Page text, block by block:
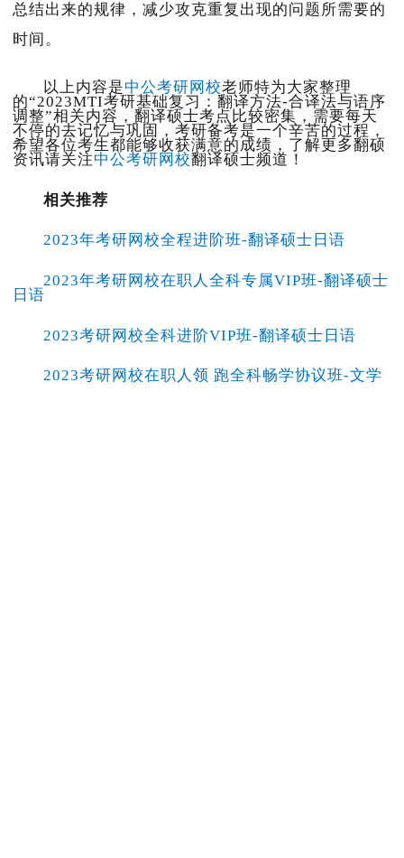
总结出来的规律，减少攻克重复出现的问题所需要的
时间。
以上内容是中公考研网校老师特为大家整理
的“2023MTI考研基础复习：翻译方法-合译法与语序
调整”相关内容，翻译硕士考点比较密集，需要每天
不停的去记忆与巩固，考研备考是一个辛苦的过程，
希望各位考生都能够收获满意的成绩，了解更多翻硕
资讯请关注中公考研网校翻译硕士频道！
相关推荐
2023年考研网校全程进阶班-翻译硕士日语
2023年考研网校在职人全科专属VIP班-翻译硕士
日语
2023考研网校全科进阶VIP班-翻译硕士日语
2023考研网校在职人领 跑全科畅学协议班-文学